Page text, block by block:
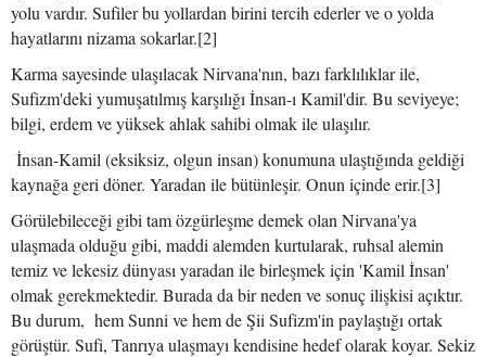
yolu vardır. Sufiler bu yollardan birini tercih ederler ve o yolda
hayatlarını nizama sokarlar.[2]
Karma sayesinde ulaşılacak Nirvana'nın, bazı farklılıklar ile,
Sufizm'deki yumuşatılmış karşılığı İnsan-ı Kamil'dir. Bu seviyeye;
bilgi, erdem ve yüksek ahlak sahibi olmak ile ulaşılır.
İnsan-Kamil (eksiksiz, olgun insan) konumuna ulaştığında geldiği
kaynağa geri döner. Yaradan ile bütünleşir. Onun içinde erir.[3]
Görülebileceği gibi tam özgürleşme demek olan Nirvana'ya
ulaşmada olduğu gibi, maddi alemden kurtularak, ruhsal alemin
temiz ve lekesiz dünyası yaradan ile birleşmek için 'Kamil İnsan'
olmak gerekmektedir. Burada da bir neden ve sonuç ilişkisi açıktır.
Bu durum, hem Sunni ve hem de Şii Sufizm'in paylaştığı ortak
görüştür. Sufi, Tanrıya ulaşmayı kendisine hedef olarak koyar. Sekiz